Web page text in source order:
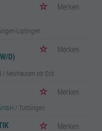
Merken
Liptingen
D)
Merken
/ Neuhausen ob Eck
Merken
/ Tuttlingen
Merken